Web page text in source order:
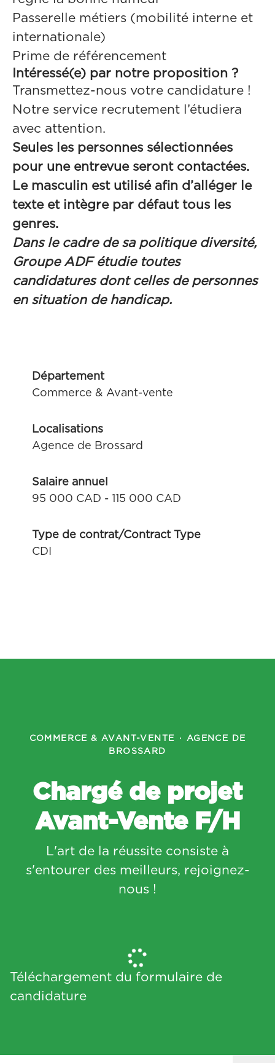
Passerelle métiers (mobilité interne et
internationale)
Prime de référencement
Intéressé(e) par notre proposition ?
Transmettez-nous votre candidature !
Notre service recrutement l’étudiera
avec attention.
Seules les personnes sélectionnées
pour une entrevue seront contactées.
Le masculin est utilisé afin d’alléger le
texte et intègre par défaut tous les
genres.
Dans le cadre de sa politique diversité,
Groupe ADF étudie toutes
candidatures dont celles de personnes
en situation de handicap.
Département
Commerce & Avant-vente
Localisations
Agence de Brossard
Salaire annuel
95 000 CAD - 115 000 CAD
Type de contrat/Contract Type
CDI
COMMERCE & AVANT-VENTE ·
AGENCE DE
BROSSARD
Chargé de projet
Avant-Vente F/H
L'art de la réussite consiste à
s'entourer des meilleurs, rejoignez-
nous !
Téléchargement du formulaire de
candidature